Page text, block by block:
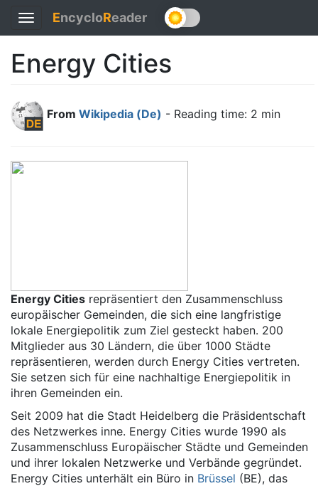
Toggle
navigation
EncycloReader
Energy Cities
From Wikipedia (De) - Reading time: 2 min
Energy Cities repräsentiert den Zusammenschluss
europäischer Gemeinden, die sich eine langfristige
lokale Energiepolitik zum Ziel gesteckt haben. 200
Mitglieder aus 30 Ländern, die über 1000 Städte
repräsentieren, werden durch Energy Cities vertreten.
Sie setzen sich für eine nachhaltige Energiepolitik in
ihren Gemeinden ein.
Seit 2009 hat die Stadt Heidelberg die Präsidentschaft
des Netzwerkes inne. Energy Cities wurde 1990 als
Zusammenschluss Europäischer Städte und Gemeinden
und ihrer lokalen Netzwerke und Verbände gegründet.
Energy Cities unterhält ein Büro in Brüssel (BE), das